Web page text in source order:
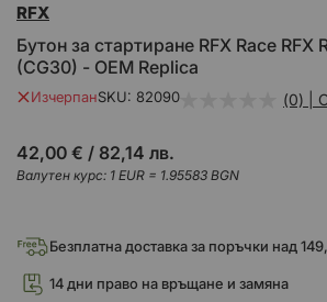
към
на
галерия
със
снимки
Бутон за стартиране RFX Race RFX
(CG30) - OEM Replica
RFX
ИзчерпанSKU 82090 (0) |
42,00 € / 82,14 лв.
Валутен курс: 1 EUR = 1.95583 BGN
Безплатна доставка за поръчки над
14 дни право на връщане и замяна